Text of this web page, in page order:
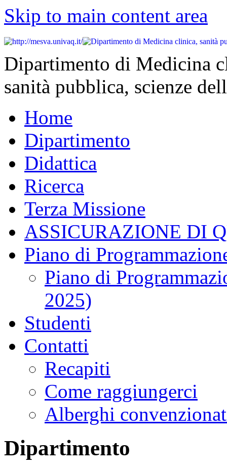
Skip to main content area
Dipartimento di Medicina
sanità pubblica, scienze
Home
Dipartimento
Didattica
Ricerca
Terza Missione
ASSICURAZIONE DI
Piano di
Piano di
2025)
Studenti
Contatti
Recapiti
Come raggiungerci
Alberghi
Dipartimento